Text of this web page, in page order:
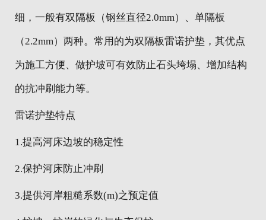
细，一般有双隔板（钢丝直径2.0mm）、单隔板
（2.2mm）两种。常用的为双隔板雷诺护垫，其优点
为施工方便、做护坡可有效防止石头垮塌、增加结构
的抗冲刷能力等。
雷诺护垫特点
1.提高河床边坡的稳定性
2.保护河床防止冲刷
3.提供河岸粗糙系数(m)之预定值